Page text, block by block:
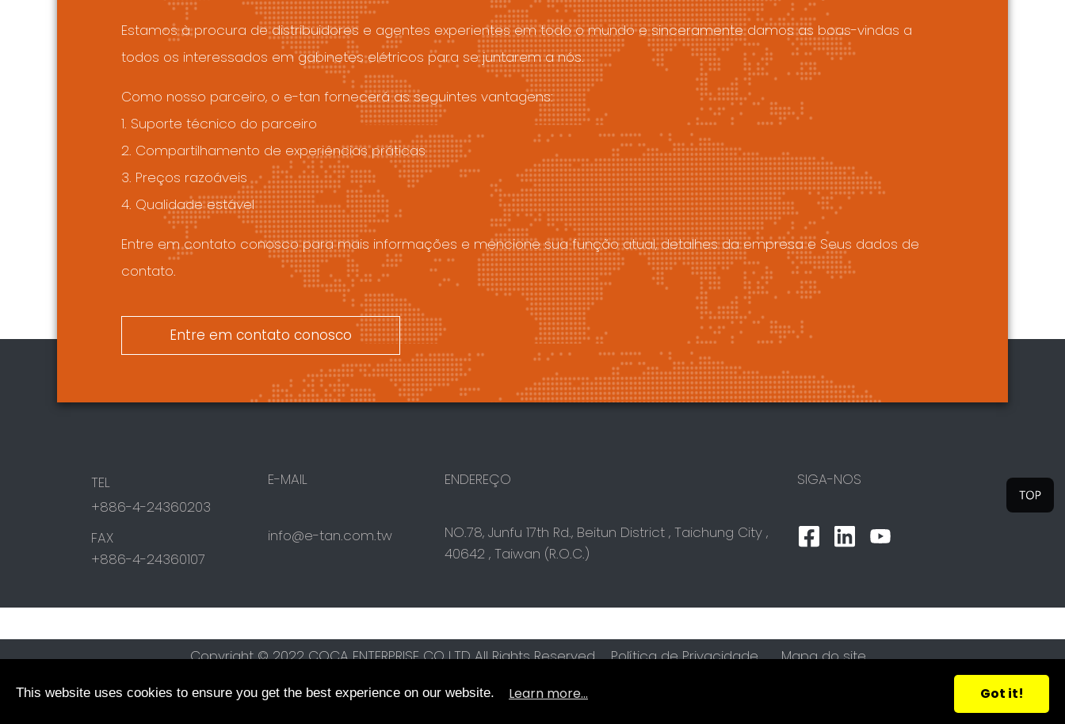
Estamos à procura de distribuidores e agentes experientes em todo o mundo e sinceramente damos as boas-vindas a
todos os interessados em gabinetes elétricos para se juntarem a nós.
Como nosso parceiro, o e-tan fornecerá as seguintes vantagens:
1. Suporte técnico do parceiro
2. Compartilhamento de experiências práticas
3. Preços razoáveis
4. Qualidade estável
Entre em contato conosco para mais informações e mencione sua função atual, detalhes da empresa e Seus dados de
contato.
Entre em contato conosco
TEL
+886-4-24360203
FAX
+886-4-24360107
E-MAIL
info@e-tan.com.tw
ENDEREÇO
NO.78, Junfu 17th Rd., Beitun District, Taichung City,
40642, Taiwan (R.O.C.)
SIGA-NOS
Copyright © 2022 COCA ENTERPRISE CO.,LTD All Rights Reserved. Política de Privacidade Mapa do site
This website uses cookies to ensure you get the best experience on our website. Learn more... Got it!